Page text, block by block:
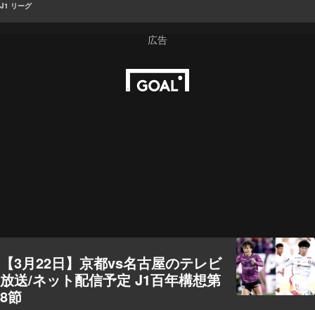
J1 リーグ
【3月22日】京都vs名古屋のテレビ
放送/ネット配信予定 J1百年構想第
8節